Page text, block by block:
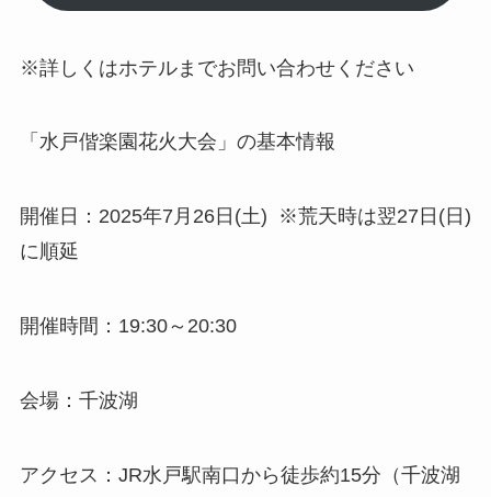
※詳しくはホテルまでお問い合わせください
「水戸偕楽園花火大会」の基本情報
開催日：2025年7月26日(土) ※荒天時は翌27日(日)
に順延
開催時間：19:30～20:30
会場：千波湖
アクセス：JR水戸駅南口から徒歩約15分（千波湖